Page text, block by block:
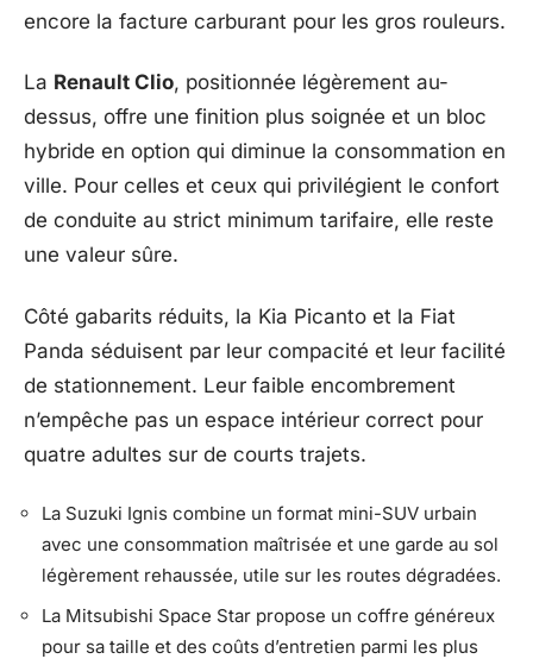
encore la facture carburant pour les gros rouleurs.
La Renault Clio, positionnée légèrement au-
dessus, offre une finition plus soignée et un bloc
hybride en option qui diminue la consommation en
ville. Pour celles et ceux qui privilégient le confort
de conduite au strict minimum tarifaire, elle reste
une valeur sûre.
Côté gabarits réduits, la Kia Picanto et la Fiat
Panda séduisent par leur compacité et leur facilité
de stationnement. Leur faible encombrement
n’empêche pas un espace intérieur correct pour
quatre adultes sur de courts trajets.
La Suzuki Ignis combine un format mini-SUV urbain
avec une consommation maîtrisée et une garde au sol
légèrement rehaussée, utile sur les routes dégradées.
La Mitsubishi Space Star propose un coffre généreux
pour sa taille et des coûts d’entretien parmi les plus